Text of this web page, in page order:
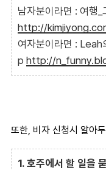
남자분이라면 : 여행
http://
여자분이라면 :
p http://
또한, 비자 신청시 알아
1. 호주에서 할 일